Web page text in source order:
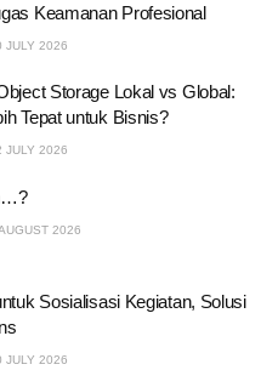
Keamanan Profesional
JULY 2026
Storage Lokal vs Global:
Tepat untuk Bisnis?
JULY 2026
2026
Sosialisasi Kegiatan, Solusi
JULY 2026